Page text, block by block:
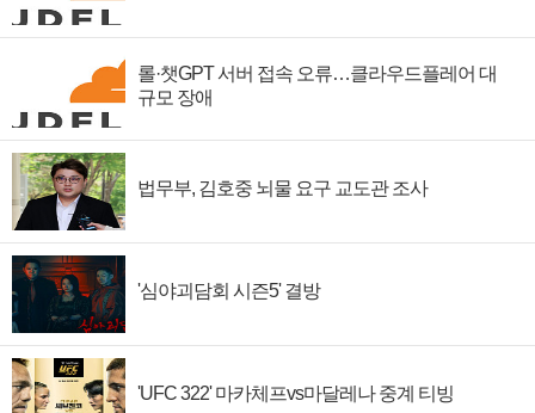
롤·챗GPT 서버 접속 오류…클라우드플레어 대
규모 장애
법무부, 김호중 뇌물 요구 교도관 조사
'심야괴담회 시즌5' 결방
'UFC 322' 마카체프vs마달레나 중계 티빙